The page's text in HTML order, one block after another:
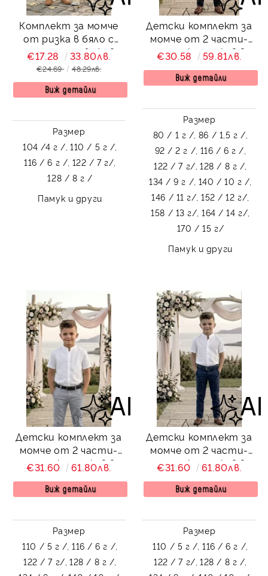
Комплект за момче
от ризка в бяло с
орнаменти , бежови
къси панталони и
€17.28 33.80лв.
€24.69 48.29лв.
Виж детайли
Размер
104 /4 г /, 110 / 5 г /,
116 / 6 г /, 122 / 7 г/,
128 / 8 г /
Памук и други
Детски комплект за
момче от 2 части-
риза с къс ръкав в
бяло без яка и
панталон в черно
€30.58 59.81лв.
Виж детайли
Размер
80 / 1 г /, 86 / 1,5 г /,
92 / 2 г /, 116 / 6 г /,
122 / 7 г/, 128 / 8 г /,
134 / 9 г /, 140 / 10 г /,
146 / 11 г/, 152 / 12 г/,
158 / 13 г/, 164 / 14 г/,
170 / 15 г/
Памук и други
Детски комплект за
момче от 2 части-
риза с къс ръкав в
бяло без яка и
панталон в сиво
€31.60 61.80лв.
Виж детайли
Размер
110 / 5 г /, 116 / 6 г /,
122 / 7 г/, 128 / 8 г /,
Детски комплект за
момче от 2 части-
риза с къс ръкав в
бяло без яка и
панталон в
€31.60 61.80лв.
Виж детайли
Размер
110 / 5 г /, 116 / 6 г /,
122 / 7 г/, 128 / 8 г /,